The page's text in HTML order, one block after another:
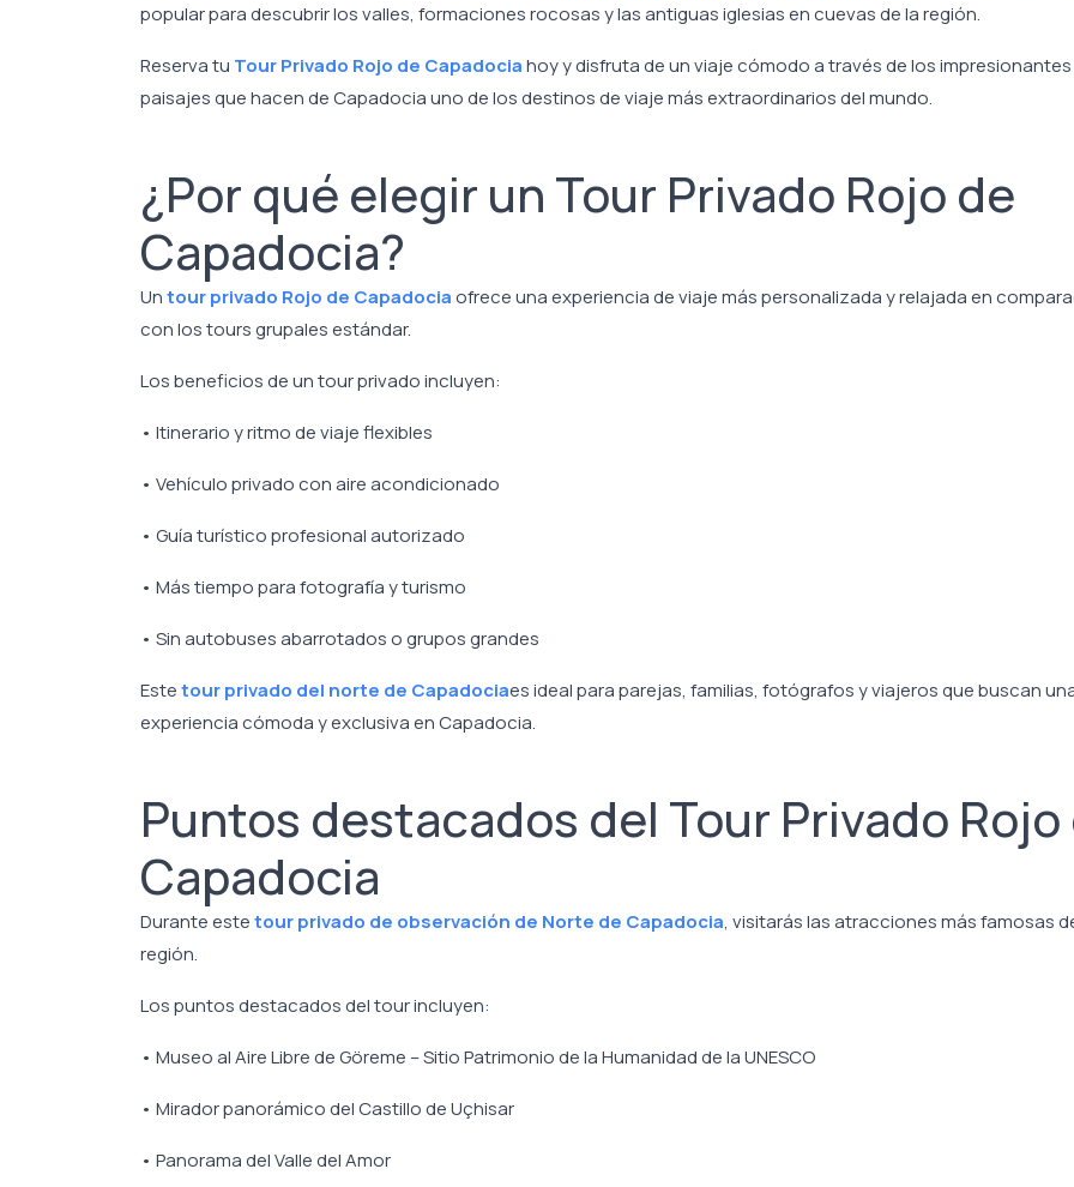
popular para descubrir los valles, formaciones rocosas y las antiguas iglesias en cuevas de la región.
Reserva tu Tour Privado Rojo de Capadociahoy y disfruta de un viaje cómodo a través de los impresionantes
paisajes que hacen de Capadocia uno de los destinos de viaje más extraordinarios del mundo.
¿Por qué elegir un Tour Privado Rojo de
Capadocia?
Untour privado Rojo de Capadociaofrece una experiencia de viaje más personalizada y relajada en
con los tours grupales estándar.
Los beneficios de un tour privado incluyen:
• Itinerario y ritmo de viaje flexibles
• Vehículo privado con aire acondicionado
• Guía turístico profesional autorizado
• Más tiempo para fotografía y turismo
• Sin autobuses abarrotados o grupos grandes
Estetour privado del norte de Capadociaes ideal para parejas, familias, fotógrafos y viajeros que buscan
experiencia cómoda y exclusiva en Capadocia.
Puntos destacados del Tour Privado Rojo
Capadocia
Durante estetour privado de observación de Norte de Capadocia, visitarás las atracciones más famosas
región.
Los puntos destacados del tour incluyen:
• Museo al Aire Libre de Göreme – Sitio Patrimonio de la Humanidad de la UNESCO
• Mirador panorámico del Castillo de Uçhisar
• Panorama del Valle del Amor